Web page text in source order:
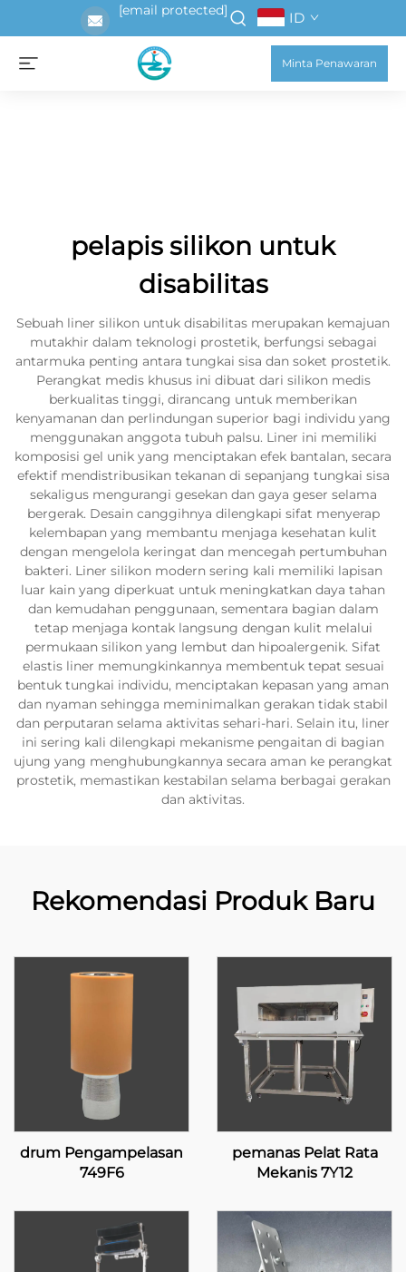
[email protected] ID
Minta Penawaran
pelapis silikon untuk
disabilitas
Sebuah liner silikon untuk disabilitas merupakan kemajuan
mutakhir dalam teknologi prostetik, berfungsi sebagai
antarmuka penting antara tungkai sisa dan soket prostetik.
Perangkat medis khusus ini dibuat dari silikon medis
berkualitas tinggi, dirancang untuk memberikan
kenyamanan dan perlindungan superior bagi individu yang
menggunakan anggota tubuh palsu. Liner ini memiliki
komposisi gel unik yang menciptakan efek bantalan, secara
efektif mendistribusikan tekanan di sepanjang tungkai sisa
sekaligus mengurangi gesekan dan gaya geser selama
bergerak. Desain canggihnya dilengkapi sifat menyerap
kelembapan yang membantu menjaga kesehatan kulit
dengan mengelola keringat dan mencegah pertumbuhan
bakteri. Liner silikon modern sering kali memiliki lapisan
luar kain yang diperkuat untuk meningkatkan daya tahan
dan kemudahan penggunaan, sementara bagian dalam
tetap menjaga kontak langsung dengan kulit melalui
permukaan silikon yang lembut dan hipoalergenik. Sifat
elastis liner memungkinkannya membentuk tepat sesuai
bentuk tungkai individu, menciptakan kepasan yang aman
dan nyaman sehingga meminimalkan gerakan tidak stabil
dan perputaran selama aktivitas sehari-hari. Selain itu, liner
ini sering kali dilengkapi mekanisme pengaitan di bagian
ujung yang menghubungkannya secara aman ke perangkat
prostetik, memastikan kestabilan selama berbagai gerakan
dan aktivitas.
Rekomendasi Produk Baru
drum Pengampelasan
749F6
pemanas Pelat Rata
Mekanis 7Y12